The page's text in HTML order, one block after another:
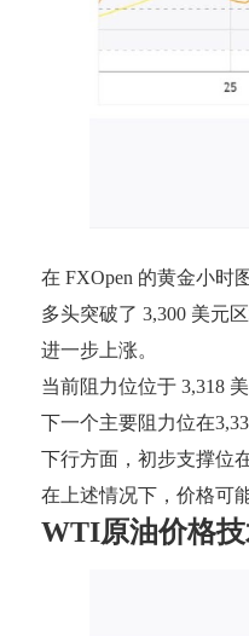
在 FXOpen 的黄金小时
多头突破了 3,300 美元
进一步上涨。
当前阻力位位于 3,318
下一个主要阻力位在
下行方面，初步支撑位
在上述情况下，价格可
WTI原油价格